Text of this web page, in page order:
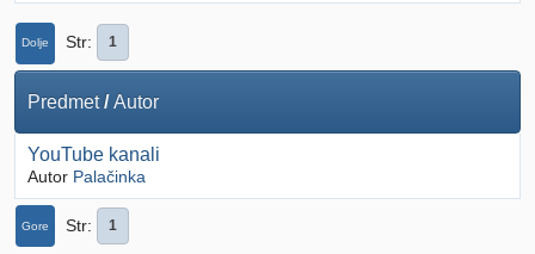
Dolje Str 1
Predmet/Autor
YouTube kanali
Autor Palačinka
Gore Str 1